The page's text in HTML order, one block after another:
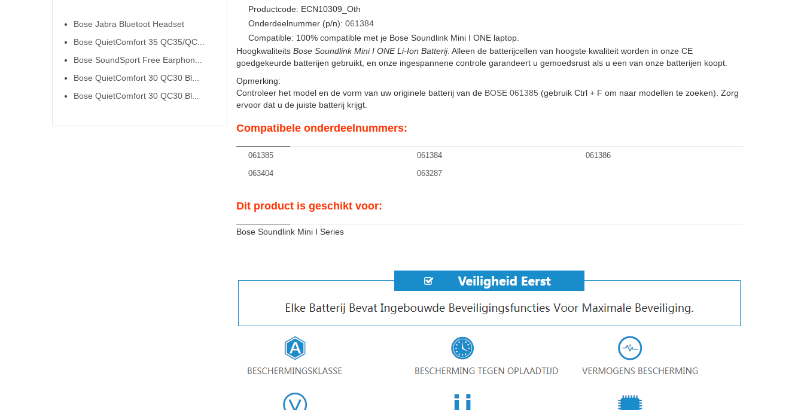
Bose Jabra Bluetoot Headset
Bose QuietComfort 35 QC35/QC...
Bose SoundSport Free Earphon...
Bose QuietComfort 30 QC30 Bl...
Bose QuietComfort 30 QC30 Bl...
Productcode: ECN10309_Oth
Onderdeelnummer (p/n): 061384
Compatible: 100% compatible met je Bose Soundlink Mini I ONE laptop.
Hoogkwaliteits Bose Soundlink Mini I ONE Li-Ion Batterij. Alleen de batterijcellen van hoogste kwaliteit worden in onze CE
goedgekeurde batterijen gebruikt, en onze ingespannene controle garandeert u gemoedsrust als u een van onze batterijen koopt.
Opmerking:
Controleer het model en de vorm van uw originele batterij van de BOSE 061385 (gebruik Ctrl + F om naar modellen te zoeken). Zorg
ervoor dat u de juiste batterij krijgt.
Compatibele onderdeelnummers:
061385 061384
061386
063404
063287
Dit product is geschikt voor:
Bose Soundlink Mini I Series